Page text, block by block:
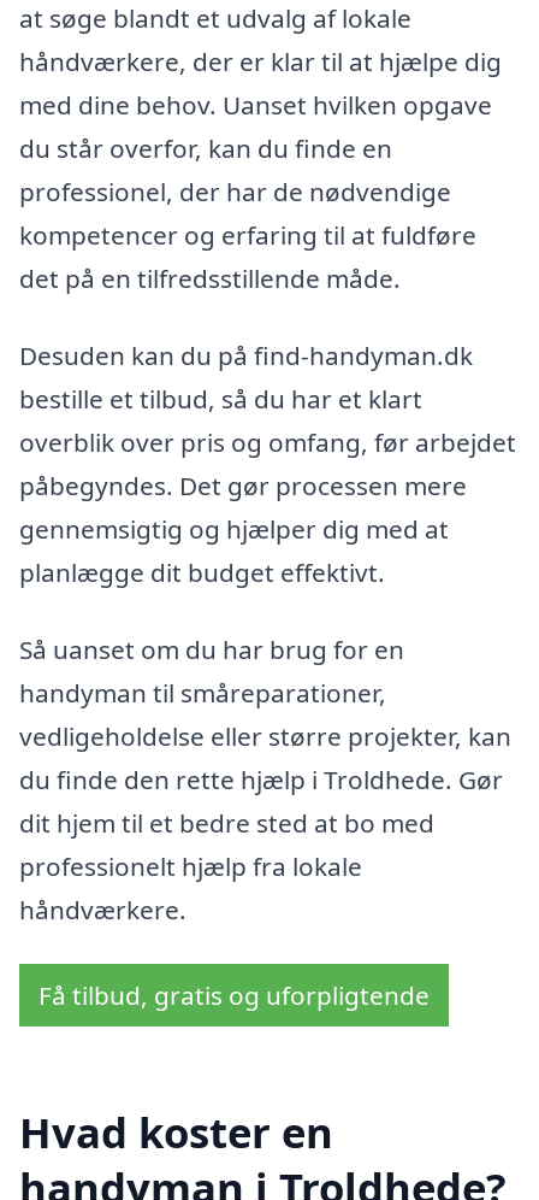
at søge blandt et udvalg af lokale
håndværkere, der er klar til at hjælpe dig
med dine behov. Uanset hvilken opgave
du står overfor, kan du finde en
professionel, der har de nødvendige
kompetencer og erfaring til at fuldføre
det på en tilfredsstillende måde.
Desuden kan du på find-handyman.dk
bestille et tilbud, så du har et klart
overblik over pris og omfang, før arbejdet
påbegyndes. Det gør processen mere
gennemsigtig og hjælper dig med at
planlægge dit budget effektivt.
Så uanset om du har brug for en
handyman til småreparationer,
vedligeholdelse eller større projekter, kan
du finde den rette hjælp i Troldhede. Gør
dit hjem til et bedre sted at bo med
professionelt hjælp fra lokale
håndværkere.
Få tilbud, gratis og uforpligtende
Hvad koster en
handyman i Troldhede?